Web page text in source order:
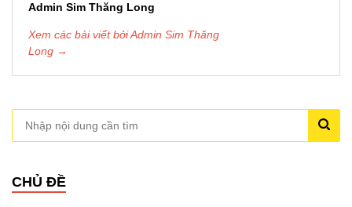
Admin Sim Thăng Long
Xem các bài viết bởi Admin Sim Thăng
Long →
CHỦ ĐỀ